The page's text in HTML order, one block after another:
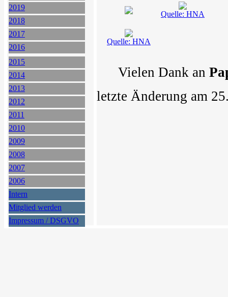
2019
2018
2017
2016
2015
2014
2013
2012
2011
2010
2009
2008
2007
2006
Intern
Mitglied werden
Impressum / DSGVO
Quelle: HNA
Quelle: HNA
Vielen Dank an
letzte Änderung am